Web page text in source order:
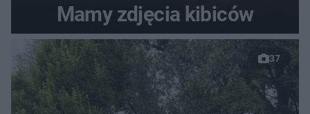
Mamy zdjęcia kibiców
37